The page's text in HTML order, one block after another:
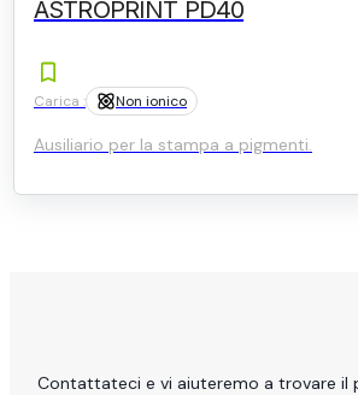
ASTROPRINT PD40
Carica : Non ionico
Ausiliario per la stampa a pigmenti.
Contattateci e vi aiuteremo a trovare